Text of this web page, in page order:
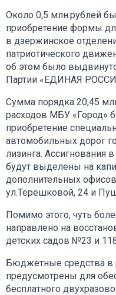
Около 0,5 млн.рублей
приобретение формы
в дзержинское
патриотического
об этом было
Партии «ЕДИНАЯ
Сумма порядка 20,45
расходов МБУ «Город»
приобретение
автомобильных дорог
лизинга. Ассигнования
будут выделены на
дополнительных
ул.Терешковой, 24 и
Помимо этого, чуть
направлено на
детских садов №23 и
Бюджетные средства в
предусмотрены для
бесплатного